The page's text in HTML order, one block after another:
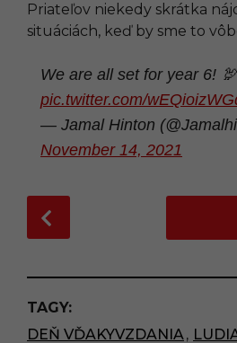
Priateľov niekedy skrátka
situáciách, keď by sme to
We are all set for year 6! 🦃
pic.twitter.com/
— Jamal Hinton
November 14, 2021
o
t
P
a
TAGY:
DEŇ VĎAKYVZDANIA,